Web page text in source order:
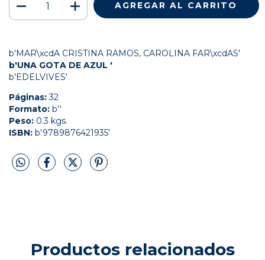
b'MAR\xcdA CRISTINA RAMOS, CAROLINA FAR\xcdAS'
b'UNA GOTA DE AZUL '
b'EDELVIVES'
Páginas:32
Formato: b''
Peso: 0.3 kgs.
ISBN: b'9789876421935'
Productos relacionados